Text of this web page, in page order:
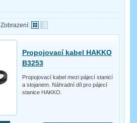
Zobrazení:
Propojovací kabel HAKKO
B3253
Propojovací kabel mezi pájecí stanicí
a stojanem. Náhradní díl pro pájecí
stanice HAKKO.